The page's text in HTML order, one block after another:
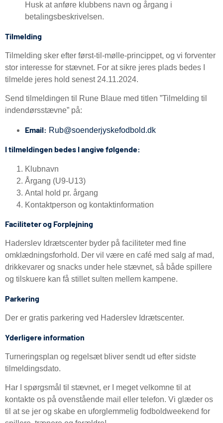
Husk at anføre klubbens navn og årgang i
betalingsbeskrivelsen.
Tilmelding
Tilmelding sker efter først-til-mølle-princippet, og vi forventer
stor interesse for stævnet. For at sikre jeres plads bedes I
tilmelde jeres hold senest 24.11.2024.
Send tilmeldingen til Rune Blaue med titlen ”Tilmelding til
indendørsstævne” på:
Email: Rub@soenderjyskefodbold.dk
I tilmeldingen bedes I angive følgende:
Klubnavn
Årgang (U9-U13)
Antal hold pr. årgang
Kontaktperson og kontaktinformation
Faciliteter og Forplejning
Haderslev Idrætscenter byder på faciliteter med fine
omklædningsforhold. Der vil være en café med salg af mad,
drikkevarer og snacks under hele stævnet, så både spillere
og tilskuere kan få stillet sulten mellem kampene.
Parkering
Der er gratis parkering ved Haderslev Idrætscenter.
Yderligere information
Turneringsplan og regelsæt bliver sendt ud efter sidste
tilmeldingsdato.
Har I spørgsmål til stævnet, er I meget velkomne til at
kontakte os på ovenstående mail eller telefon. Vi glæder os
til at se jer og skabe en uforglemmelig fodboldweekend for